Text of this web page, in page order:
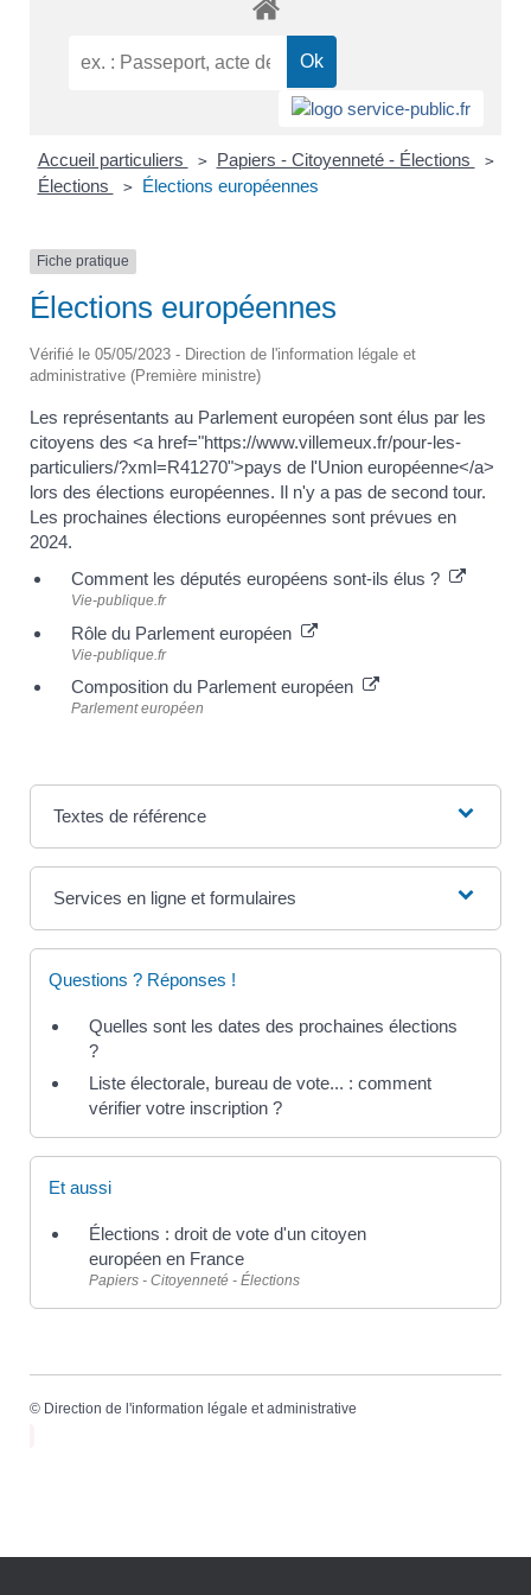
Accueil particuliers > Papiers - Citoyenneté - Élections >
Élections > Élections européennes
Fiche pratique
Élections européennes
Vérifié le 05/05/2023 - Direction de l'information légale et
administrative (Première ministre)
Les représentants au Parlement européen sont élus par les
citoyens des <a href="https://www.villemeux.fr/pour-les-
particuliers/?xml=R41270">pays de l'Union européenne</a>
lors des élections européennes. Il n'y a pas de second tour.
Les prochaines élections européennes sont prévues en
2024.
Comment les députés européens sont-ils élus ?
Vie-publique.fr
Rôle du Parlement européen
Vie-publique.fr
Composition du Parlement européen
Parlement européen
Textes de référence
Services en ligne et formulaires
Questions ? Réponses !
Quelles sont les dates des prochaines élections
?
Liste électorale, bureau de vote... : comment
vérifier votre inscription ?
Et aussi
Élections : droit de vote d'un citoyen
européen en France
Papiers - Citoyenneté - Élections
© Direction de l'information légale et administrative